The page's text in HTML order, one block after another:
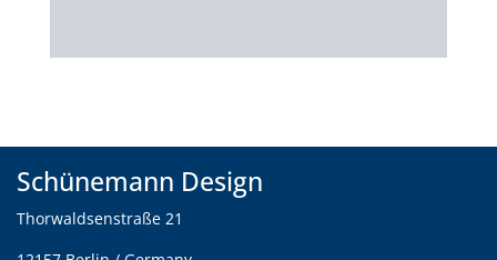
Schünemann Design
Thorwaldsenstraße 21